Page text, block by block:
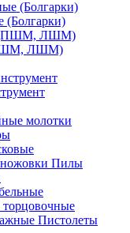
ЛШМ)
молотки
Пилы
Пистолеты